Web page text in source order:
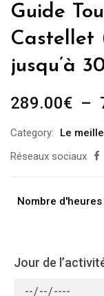
Guide
Castellet
jusqu’à
289.00€ –
Category:
Le
Réseaux sociaux
Nombre d'heures
Jour de